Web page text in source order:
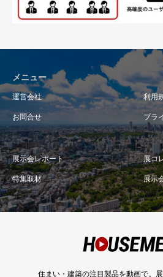
メニュー
運営会社 利用
お問合せ プラ
展示会レポート 展コ
特集取材 展示
住まい・建築の注目製品を動画で。